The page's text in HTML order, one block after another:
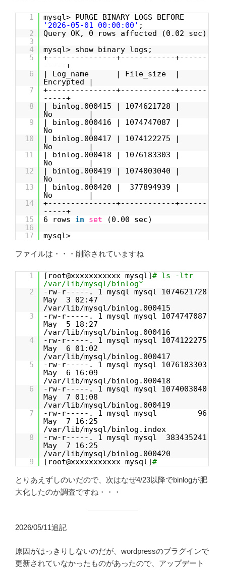
1
mysql> PURGE BINARY LOGS BEFORE
'2026-05-01 00:00:00' ;
2
Query OK, 0 rows affected (0.02 sec)
3
4
mysql> show binary logs;
5
+---------------+------------+------
-----+
6
| Log_name | File_size |
Encrypted |
7
+---------------+------------+------
-----+
8
| binlog.000415 | 1074621728 |
No |
9
| binlog.000416 | 1074747087 |
No |
10
| binlog.000417 | 1074122275 |
No |
11
| binlog.000418 | 1076183303 |
No |
12
| binlog.000419 | 1074003040 |
No |
13
| binlog.000420 | 377894939 |
No |
14
+---------------+------------+------
-----+
15
6 rows in set
(0.00 sec)
16
17
mysql>
ファイルは・・・削除されていますね
1 [root@xxxxxxxxxxx mysql] # ls -ltr
/var/lib/mysql/binlog*
2
-rw-r-----. 1 mysql mysql 1074621728
May 3 02:47
/var/lib/mysql/binlog.000415
3
-rw-r-----. 1 mysql mysql 1074747087
May 5 18:27
/var/lib/mysql/binlog.000416
4
-rw-r-----. 1 mysql mysql 1074122275
May 6 01:02
/var/lib/mysql/binlog.000417
5
-rw-r-----. 1 mysql mysql 1076183303
May 6 16:09
/var/lib/mysql/binlog.000418
6
-rw-r-----. 1 mysql mysql 1074003040
May 7 01:08
/var/lib/mysql/binlog.000419
7
-rw-r-----. 1 mysql mysql 96
May 7 16:25
/var/lib/mysql/binlog.index
8
-rw-r-----. 1 mysql mysql 383435241
May 7 16:25
/var/lib/mysql/binlog.000420
9
[root@xxxxxxxxxxx mysql] #
とりあえずしのいだので、次はなぜ4/23以降でbinlogが肥
大化したのか調査ですね・・・
2026/05/11追記
原因がはっきりしないのだが、wordpressのプラグインで
更新されていなかったものがあったので、アップデート